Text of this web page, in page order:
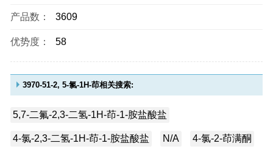
产品数： 3609
优势度： 58
3970-51-2, 5-氯-1H-茚相关搜索:
5,7-二氟-2,3-二氢-1H-茚-1-胺盐酸盐
4-氯-2,3-二氢-1H-茚-1-胺盐酸盐 N/A 4-氯-2-茚满酮